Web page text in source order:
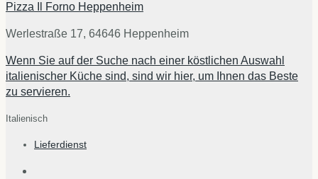
Pizza Il Forno Heppenheim
Werlestraße 17, 64646 Heppenheim
Wenn Sie auf der Suche nach einer köstlichen Auswahl
italienischer Küche sind, sind wir hier, um Ihnen das Beste
zu servieren.
Italienisch
Lieferdienst